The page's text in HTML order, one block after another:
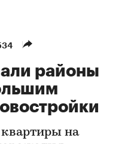
районы
квартиры на